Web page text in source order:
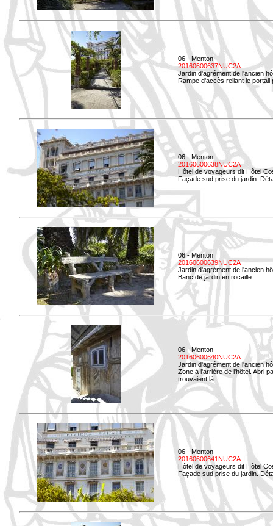
06 - Menton
20160600637NUC2A
Jardin d'agrément de l'ancien
Rampe d'accès reliant le portail
06 - Menton
20160600638NUC2A
Hôtel de voyageurs dit Hôtel
Façade sud prise du jardin.
06 - Menton
20160600639NUC2A
Jardin d'agrément de l'ancien
Banc de jardin en rocaille.
06 - Menton
20160600640NUC2A
Jardin d'agrément de l'ancien
Zone à l'arrière de l'hôtel. Abri
trouvaient là.
06 - Menton
20160600641NUC2A
Hôtel de voyageurs dit Hôtel
Façade sud prise du jardin.